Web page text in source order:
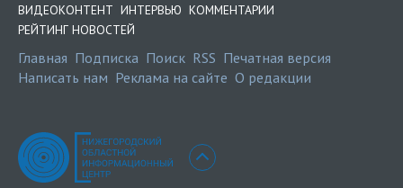
ВИДЕОКОНТЕНТ ИНТЕРВЬЮ КОММЕНТАРИИ
РЕЙТИНГ НОВОСТЕЙ
Главная Подписка Поиск RSS Печатная версия
Написать нам Реклама на сайте О редакции